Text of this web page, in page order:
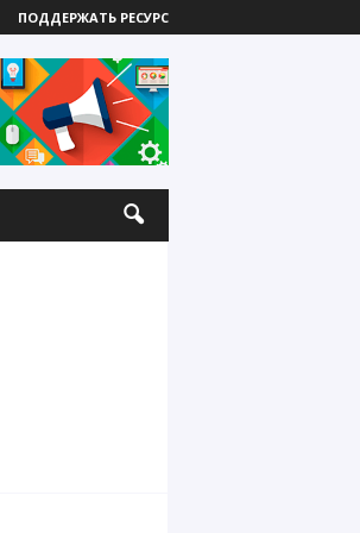
ПОДДЕРЖАТЬ РЕСУРС